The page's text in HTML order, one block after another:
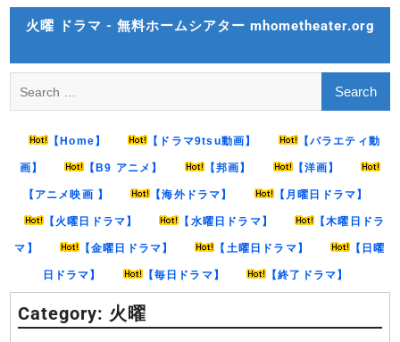
Skip
火曜 ドラマ - 無料ホームシアター mhometheater.org
for:
【Home】 【ドラマ9tsu動画】 【バラエティ動
画】 【B9 アニメ】 【邦画】 【洋画】
【アニメ映画 】 【海外ドラマ】 【月曜日ドラマ】
【火曜日ドラマ】 【水曜日ドラマ】 【木曜日ドラ
マ】 【金曜日ドラマ】 【土曜日ドラマ】 【日曜
日ドラマ】 【毎日ドラマ】 【終了ドラマ】
Category: 火曜